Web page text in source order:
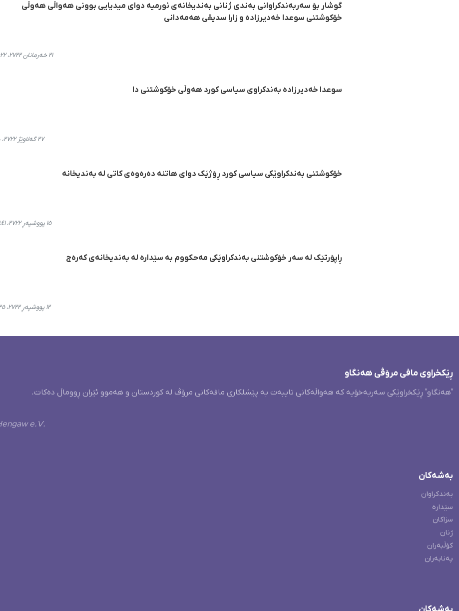
گوشار بۆ سەربەندکراوانی بەندی ژنانی بەندیخانەی ئورمیە دوای میدیایی بوونی هەواڵی هەوڵی
خۆکوشتنی سوعدا خەدیرزادە و زارا سدیقی هەمەدانی
٢١ خەرمانان ٢٧٢٢، ٢٢:٢٢
سوعدا خەدیرزادە بەندکراوی سیاسی کورد هەوڵی خۆکوشتنی دا
٢٧ گەلاوێژ ٢٧٢٢، ١١:١٠
خۆکوشتنی بەندکراوێکی سیاسی کورد ڕۆژێک دوای هاتنە دەرەوەی کاتی لە بەندیخانە
١٥ پووشپەڕ ٢٧٢٢، ٢٣:٤١
ڕاپۆرتێک لە سەر خۆکوشتنی بەندکراوێکی مەحکووم بە سێدارە لە بەندیخانەی کەرەج
١٢ پووشپەڕ ٢٧٢٢، ٠٩:٢٥
ڕێکخراوی مافی مرۆڤی هەنگاو
"هەنگاو" ڕێکخراوێکی سەربەخۆیە کە هەواڵەکانی تایبەت بە پێشلکاری مافەکانی مرۆڤ لە کوردستان و هەموو ئێران ڕووماڵ دەکات.
e.V.
بەشەکان
بەندکراوان
سێدارە
سزاکان
ژنان
کۆڵبەران
پەنابەران